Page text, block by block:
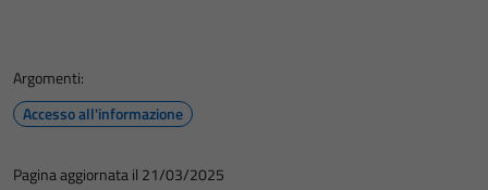
Argomenti:
Accesso all'informazione
Pagina aggiornata il 21/03/2025